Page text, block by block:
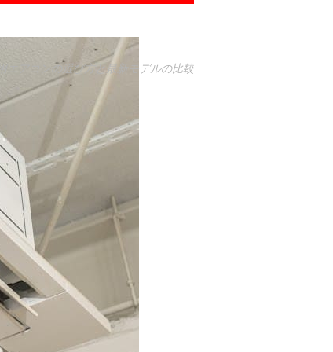
エアコンの選び方と最新モデルの比較